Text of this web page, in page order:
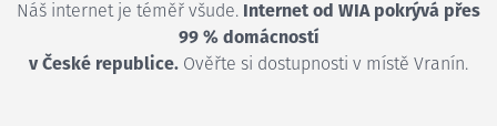
Náš internet je téměř všude. Internet od WIA pokrývá přes
99 % domácností
v České republice. Ověřte si dostupnosti v místě Vranín.